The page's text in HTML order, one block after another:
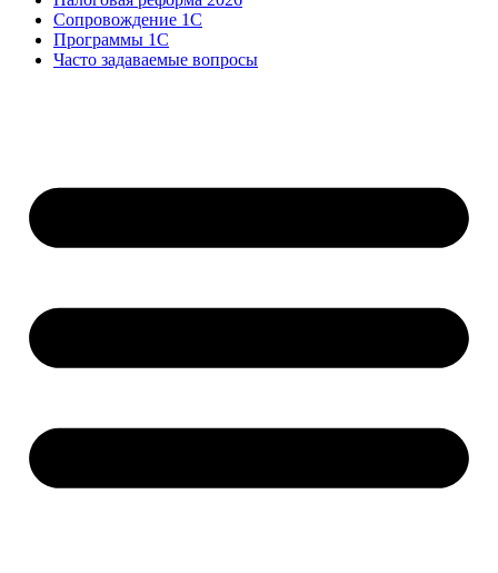
Сопровождение 1С
Программы 1С
Часто задаваемые вопросы